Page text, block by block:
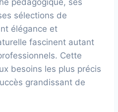
pédagogique, ses
sélections de
élégance et
fascinent autant
Cette
besoins les plus précis
grandissant de